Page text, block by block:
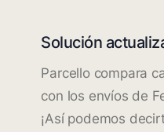
Solución
Parcello compara
con los envíos de
¡Así podemos